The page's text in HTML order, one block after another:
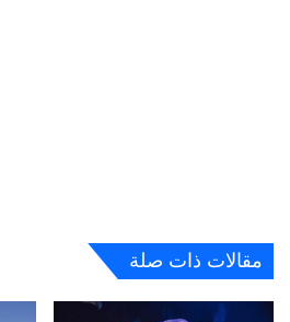
مقالات ذات صلة